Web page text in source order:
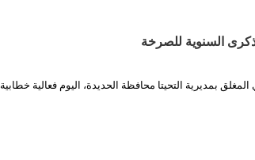
السنوية للصرخة
بمديرية التحيتا محافظة الحديدة، اليوم فعالية خطابية